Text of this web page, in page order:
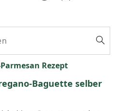
Rezept
Baguette selber